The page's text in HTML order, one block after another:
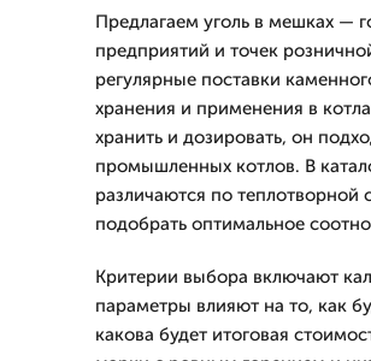
Предлагаем уголь в мешках —
предприятий и точек
регулярные поставки
хранения и применения в
хранить и дозировать, он
промышленных котлов. В
различаются по теплотворной
подобрать оптимальное
Критерии выбора включают
параметры влияют на то, как
какова будет итоговая